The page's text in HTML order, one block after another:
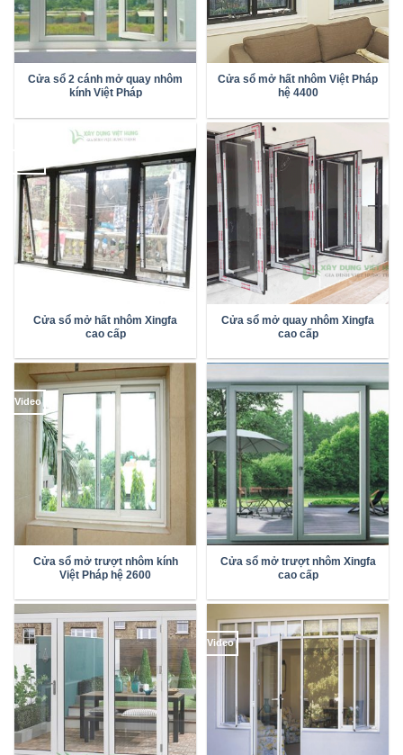
Cửa sổ 2 cánh mở quay nhôm
kính Việt Pháp
Cửa sổ mở hất nhôm Việt Pháp
hệ 4400
Cửa sổ mở hất nhôm Xingfa
cao cấp
Cửa sổ mở quay nhôm Xingfa
cao cấp
Video
Cửa sổ mở trượt nhôm kính
Việt Pháp hệ 2600
Cửa sổ mở trượt nhôm Xingfa
cao cấp
Video